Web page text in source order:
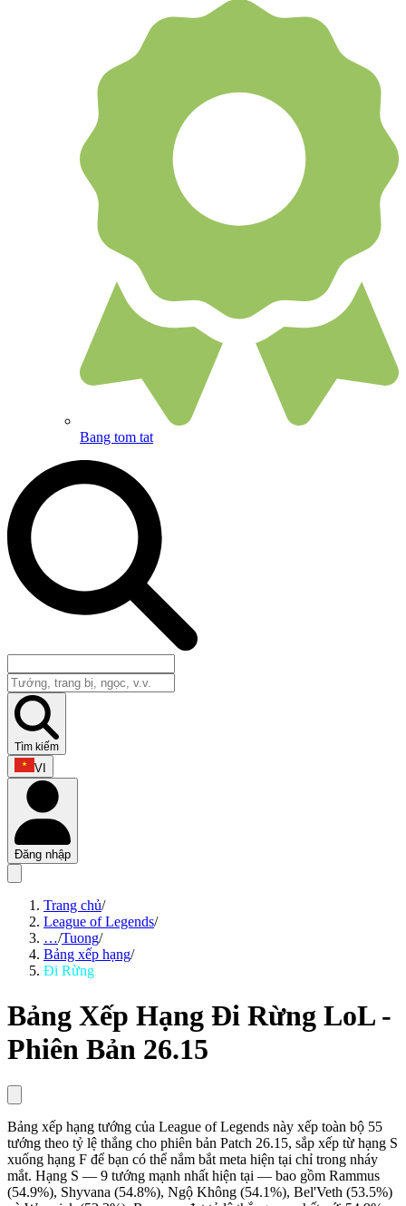
Bang tom tat
Tìm kiếm
VI
Đăng nhập
Trang chủ/
League of Legends/
…/Tuong/
Bảng xếp hạng/
Đi Rừng
Bảng Xếp Hạng Đi Rừng LoL -
Phiên Bản 26.15
Bảng xếp hạng tướng của League of Legends này xếp toàn bộ 55
tướng theo tỷ lệ thắng cho phiên bản Patch 26.15, sắp xếp từ hạng S
xuống hạng F để bạn có thể nắm bắt meta hiện tại chỉ trong nháy
mắt. Hạng S — 9 tướng mạnh nhất hiện tại — bao gồm Rammus
(54.9%), Shyvana (54.8%), Ngộ Không (54.1%), Bel'Veth (53.5%)